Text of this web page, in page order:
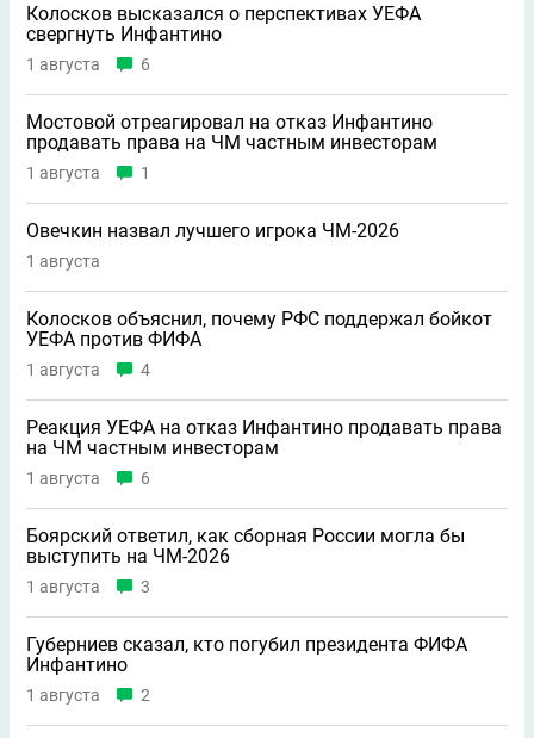
Колосков высказался о перспективах УЕФА
свергнуть Инфантино
1 августа 6
Мостовой отреагировал на отказ Инфантино
продавать права на ЧМ частным инвесторам
1 августа 1
Овечкин назвал лучшего игрока ЧМ-2026
1 августа
Колосков объяснил, почему РФС поддержал бойкот
УЕФА против ФИФА
1 августа 4
Реакция УЕФА на отказ Инфантино продавать права
на ЧМ частным инвесторам
1 августа 6
Боярский ответил, как сборная России могла бы
выступить на ЧМ-2026
1 августа 3
Губерниев сказал, кто погубил президента ФИФА
Инфантино
1 августа 2